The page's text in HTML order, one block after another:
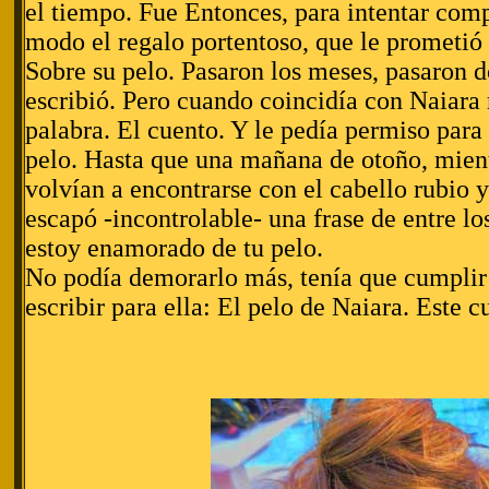
el tiempo. Fue Entonces, para intentar
modo el regalo portentoso, que le
Sobre su pelo. Pasaron los meses, pasaron
escribió. Pero cuando coincidía con Naiara
palabra. El cuento. Y le pedía permiso
pelo. Hasta que una mañana de otoño,
volvían a encontrarse con el cabello rubio y
escapó -incontrolable- una frase de entre
estoy enamorado de tu pelo.
No podía demorarlo más, tenía que
escribir para ella: El pelo de Naiara. Este